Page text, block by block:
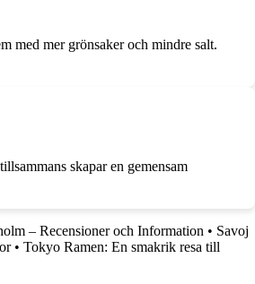
med mer grönsaker och mindre salt.
skapar en gemensam
– Recensioner och Information • Savoj
• Tokyo Ramen: En smakrik resa till